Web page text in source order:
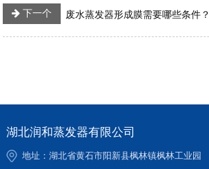
下一个 废水蒸发器形成膜需要哪些条件？
湖北润和蒸发器有限公司
地址：湖北省黄石市阳新县枫林镇枫林工业园